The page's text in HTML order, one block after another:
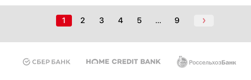
1 2 3 4 5 ... 9